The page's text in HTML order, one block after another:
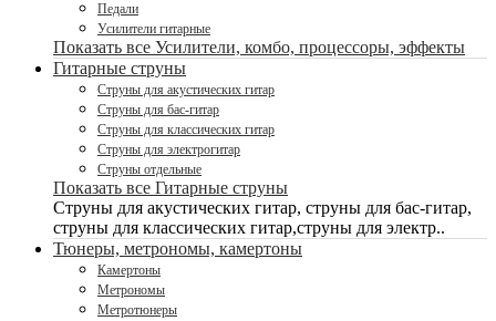
Педали
Усилители гитарные
Показать все Усилители, комбо, процессоры, эффекты
Гитарные струны
Струны для акустических гитар
Струны для бас-гитар
Струны для классических гитар
Струны для электрогитар
Струны отдельные
Показать все Гитарные струны
Струны для акустических гитар, струны для бас-гитар,
струны для классических гитар,струны для электр..
Тюнеры, метрономы, камертоны
Камертоны
Метрономы
Метротюнеры